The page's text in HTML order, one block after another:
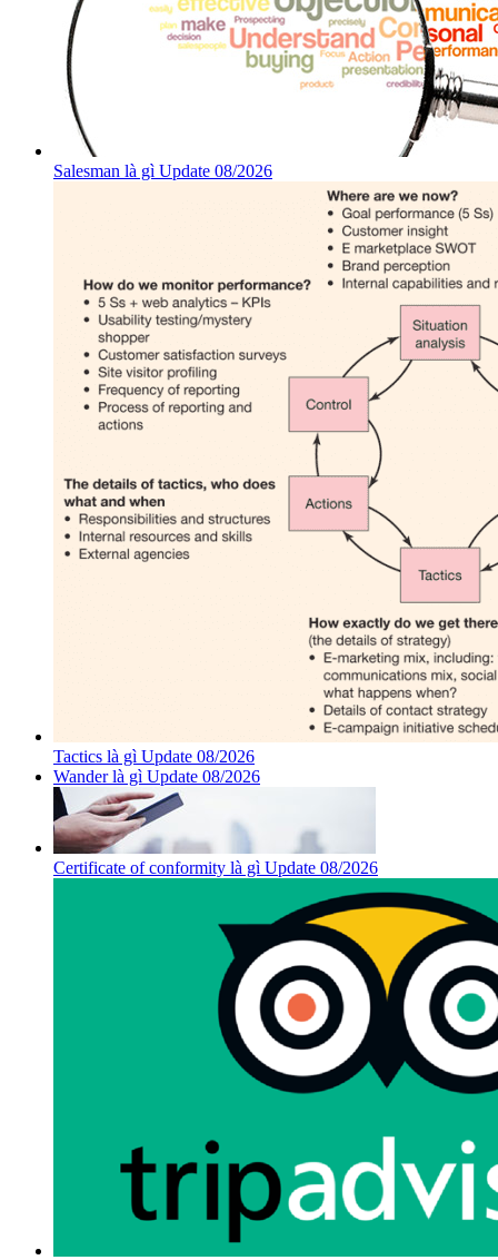
Salesman là gì Update 08/2026
Tactics là gì Update 08/2026
Wander là gì Update 08/2026
Certificate of conformity là gì Update 08/2026